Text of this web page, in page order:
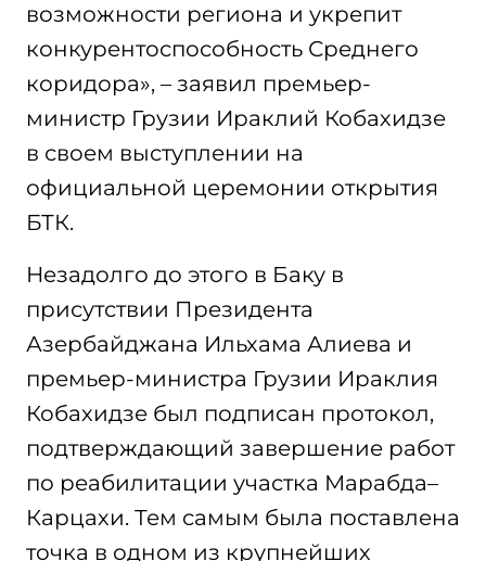
возможности региона и укрепит
конкурентоспособность Среднего
коридора», – заявил премьер-
министр Грузии Ираклий Кобахидзе
в своем выступлении на
официальной церемонии открытия
БТК.
Незадолго до этого в Баку в
присутствии Президента
Азербайджана Ильхама Алиева и
премьер-министра Грузии Ираклия
Кобахидзе был подписан протокол,
подтверждающий завершение работ
по реабилитации участка Марабда–
Карцахи. Тем самым была поставлена
точка в одном из крупнейших